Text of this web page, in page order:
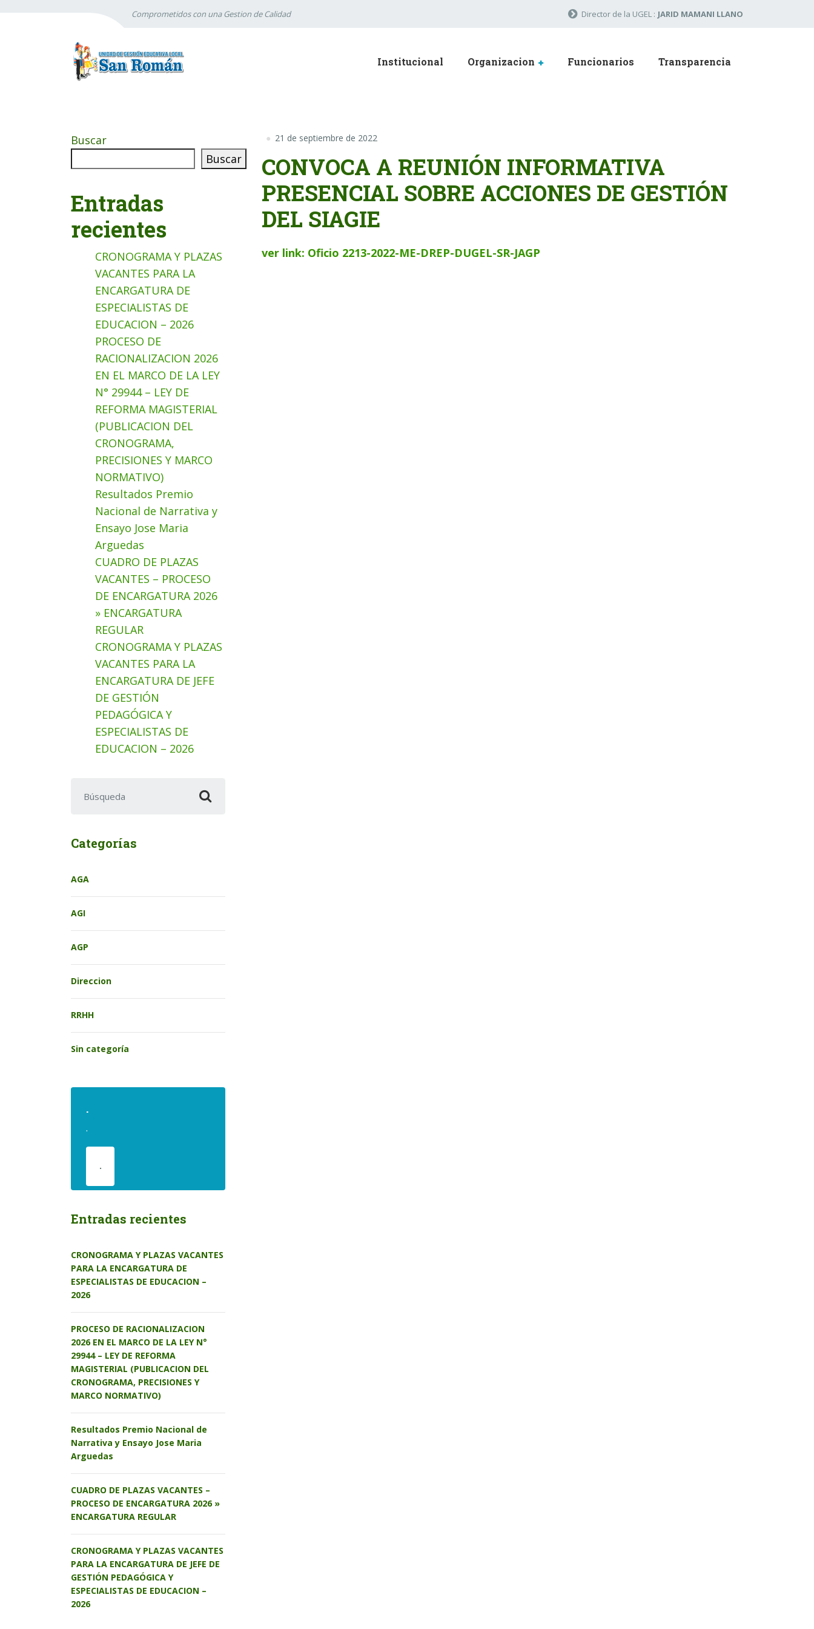
Comprometidos con una Gestion de Calidad Director de la UGEL : JARID MAMANI LLANO
Institucional Organizacion Funcionarios Transparencia
21 de septiembre de 2022
CONVOCA A REUNIÓN INFORMATIVA
PRESENCIAL SOBRE ACCIONES DE GESTIÓN
DEL SIAGIE
ver link: Oficio 2213-2022-ME-DREP-DUGEL-SR-JAGP
Buscar
Buscar
Entradas
recientes
CRONOGRAMA Y PLAZAS
VACANTES PARA LA
ENCARGATURA DE
ESPECIALISTAS DE
EDUCACION – 2026
PROCESO DE
RACIONALIZACION 2026
EN EL MARCO DE LA LEY
N° 29944 – LEY DE
REFORMA MAGISTERIAL
(PUBLICACION DEL
CRONOGRAMA,
PRECISIONES Y MARCO
NORMATIVO)
Resultados Premio
Nacional de Narrativa y
Ensayo Jose Maria
Arguedas
CUADRO DE PLAZAS
VACANTES – PROCESO
DE ENCARGATURA 2026
» ENCARGATURA
REGULAR
CRONOGRAMA Y PLAZAS
VACANTES PARA LA
ENCARGATURA DE JEFE
DE GESTIÓN
PEDAGÓGICA Y
ESPECIALISTAS DE
EDUCACION – 2026
Categorías
AGA
AGI
AGP
Direccion
RRHH
Sin categoría
.
.
.
Entradas recientes
CRONOGRAMA Y PLAZAS VACANTES
PARA LA ENCARGATURA DE
ESPECIALISTAS DE EDUCACION –
2026
PROCESO DE RACIONALIZACION
2026 EN EL MARCO DE LA LEY N°
29944 – LEY DE REFORMA
MAGISTERIAL (PUBLICACION DEL
CRONOGRAMA, PRECISIONES Y
MARCO NORMATIVO)
Resultados Premio Nacional de
Narrativa y Ensayo Jose Maria
Arguedas
CUADRO DE PLAZAS VACANTES –
PROCESO DE ENCARGATURA 2026 »
ENCARGATURA REGULAR
CRONOGRAMA Y PLAZAS VACANTES
PARA LA ENCARGATURA DE JEFE DE
GESTIÓN PEDAGÓGICA Y
ESPECIALISTAS DE EDUCACION –
2026